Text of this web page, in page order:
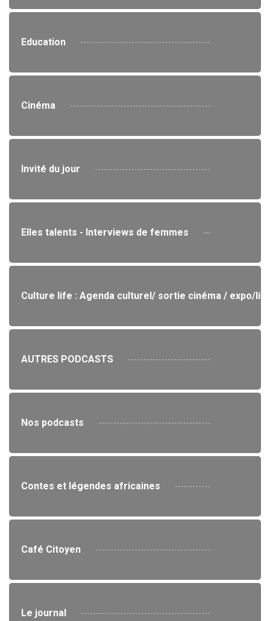
Education
Cinéma
Invité du jour
Elles talents - Interviews de femmes
Culture life : Agenda culturel/ sortie cinéma / expo/
AUTRES PODCASTS
Nos podcasts
Contes et légendes africaines
Café Citoyen
Le journal